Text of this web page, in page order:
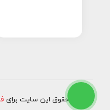
کلیه حقوق این سایت برای